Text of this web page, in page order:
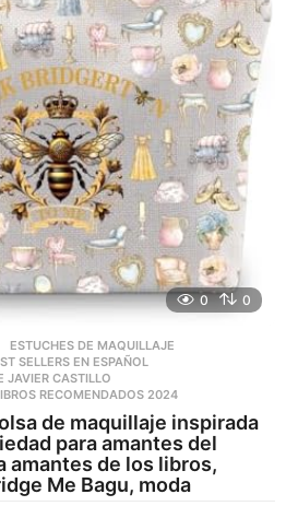
0 0
,ESTUCHES DE MAQUILLAJE
SELLERS EN ESPAÑOL
JAVIER CASTILLO
RECOMENDADOS 2024
de maquillaje inspirada
para amantes del
amantes de los libros,
Me Bagu, moda